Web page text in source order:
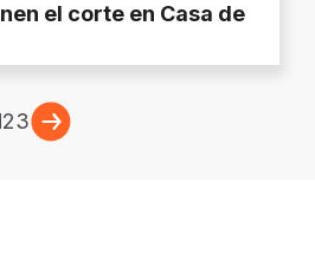
el corte en Casa de
23